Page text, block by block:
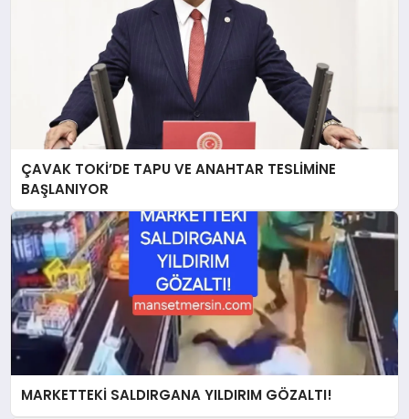
ÇAVAK TOKİ’DE TAPU VE ANAHTAR TESLİMİNE
BAŞLANIYOR
MARKETTEKİ SALDIRGANA YILDIRIM GÖZALTI!